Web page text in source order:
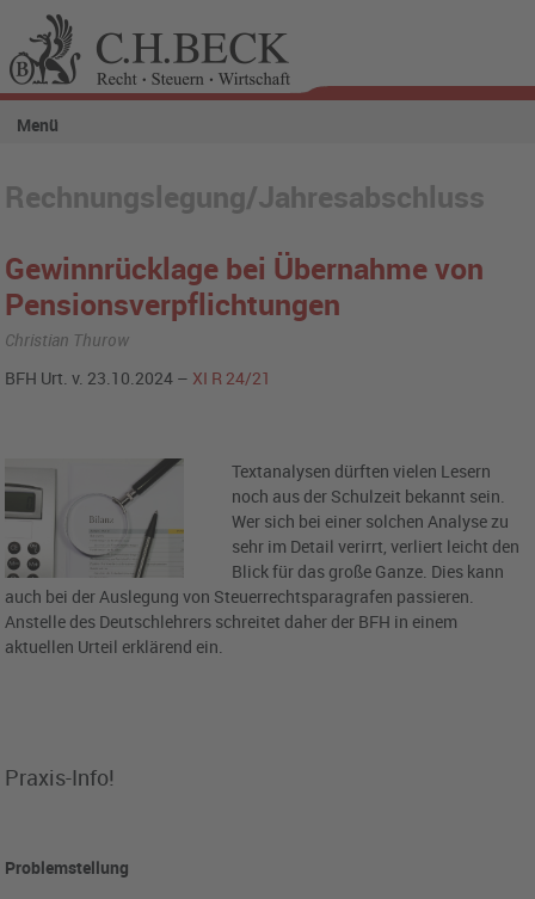
Menü
Rechnungslegung/Jahresabschluss
Gewinnrücklage bei Übernahme von
Pensionsverpflichtungen
Christian Thurow
BFH Urt. v. 23.10.2024 – XI R 24/21
Textanalysen dürften vielen Lesern
noch aus der Schulzeit bekannt sein.
Wer sich bei einer solchen Analyse zu
sehr im Detail verirrt, verliert leicht den
Blick für das große Ganze. Dies kann
auch bei der Auslegung von Steuerrechtsparagrafen passieren.
Anstelle des Deutschlehrers schreitet daher der BFH in einem
aktuellen Urteil erklärend ein.
Praxis-Info!
Problemstellung